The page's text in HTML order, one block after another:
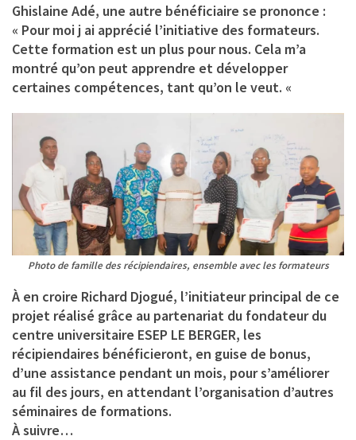
Ghislaine Adé, une autre bénéficiaire se prononce :
« Pour moi j ai apprécié l’initiative des formateurs.
Cette formation est un plus pour nous. Cela m’a
montré qu’on peut apprendre et développer
certaines compétences, tant qu’on le veut. «
Photo de famille des récipiendaires, ensemble avec les formateurs
À en croire Richard Djogué, l’initiateur principal de ce
projet réalisé grâce au partenariat du fondateur du
centre universitaire ESEP LE BERGER, les
récipiendaires bénéficieront, en guise de bonus,
d’une assistance pendant un mois, pour s’améliorer
au fil des jours, en attendant l’organisation d’autres
séminaires de formations.
À suivre…